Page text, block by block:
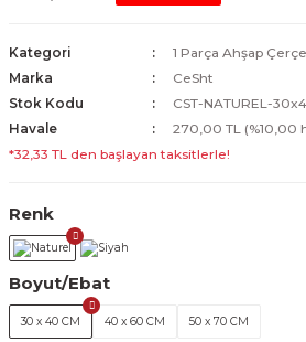
Kategori
1 Parça Ahşap
Marka
CeSht
Stok Kodu
CST-NATUREL-
Havale
270,00 TL (%10,00
*32,33 TL den başlayan taksitlerle!
Renk
Boyut/Ebat
30 x 40 CM 40 x 60 CM 50 x 70 CM